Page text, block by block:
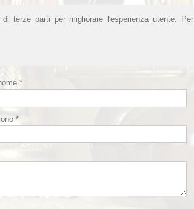
terze parti per migliorare l'esperienza utente. Per
*
*